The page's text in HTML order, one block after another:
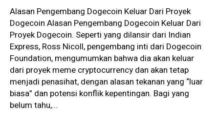
Alasan Pengembang Dogecoin Keluar Dari Proyek
Dogecoin Alasan Pengembang Dogecoin Keluar Dari
Proyek Dogecoin. Seperti yang dilansir dari Indian
Express, Ross Nicoll, pengembang inti dari Dogecoin
Foundation, mengumumkan bahwa dia akan keluar
dari proyek meme cryptocurrency dan akan tetap
menjadi penasihat, dengan alasan tekanan yang “luar
biasa” dan potensi konflik kepentingan. Bagi yang
belum tahu,...